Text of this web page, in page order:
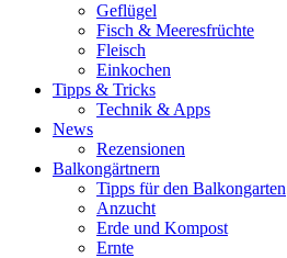
Geflügel
Fisch & Meeresfrüchte
Fleisch
Einkochen
Tipps & Tricks
Technik & Apps
News
Rezensionen
Balkongärtnern
Tipps für den Balkongarten
Anzucht
Erde und Kompost
Ernte